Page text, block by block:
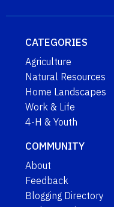
CATEGORIES
Agriculture
Natural Resources
Home Landscapes
Work & Life
4-H & Youth
COMMUNITY
About
Feedback
Blogging Directory